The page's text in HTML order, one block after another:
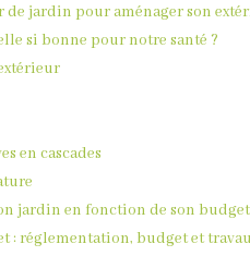
jardin pour aménager son
si bonne pour notre santé ?
en cascades
jardin en fonction de son budget
: réglementation, budget et